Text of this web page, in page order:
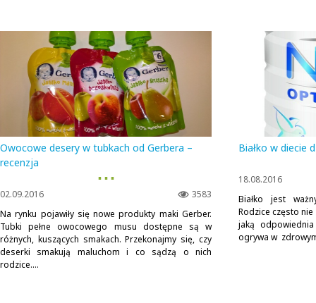
Owocowe desery w tubkach od Gerbera –
recenzja
▪ ▪ ▪
3583
02.09.2016
Na rynku pojawiły się nowe produkty maki Gerber.
Tubki pełne owocowego musu dostępne są w
różnych, kuszących smakach. Przekonajmy się, czy
deserki smakują maluchom i co sądzą o nich
rodzice....
Białko w diecie
18.08.2016
Białko jest
Rodzice często
jaką
ogrywa w